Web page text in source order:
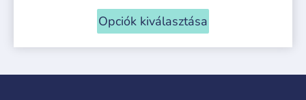
Opciók kiválasztása